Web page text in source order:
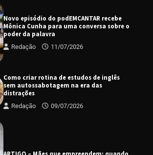
Novo episódio do podEMCANTAR recebe
Mônica Cunha para uma conversa sobre o
poder da palavra
Redação 11/07/2026
Como criar rotina de estudos de inglês
sem autossabotagem na era das
distrações
Redação 09/07/2026